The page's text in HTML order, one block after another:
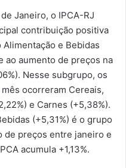
Janeiro, o IPCA-RJ
contribuição positiva
e Bebidas
ao aumento de preços na
Nesse subgrupo, os
ocorreram Cereais,
e Carnes (+5,38%).
(+5,31%) é o grupo
de preços entre janeiro e
acumula +1,13%.